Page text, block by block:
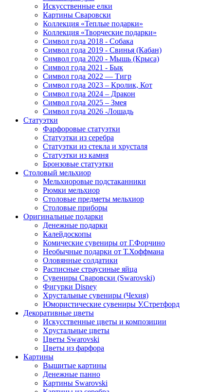
Искусственные елки
Картины Сваровски
Коллекция «Теплые подарки»
Коллекция «Творческие подарки»
Символ года 2018 - Собака
Символ года 2019 - Свинья (Кабан)
Символ года 2020 - Мышь (Крыса)
Символ года 2021 - Бык
Символ года 2022 — Тигр
Символ года 2023 – Кролик, Кот
Символ года 2024 – Дракон
Символ года 2025 – Змея
Символ года 2026 -Лошадь
Статуэтки
Фарфоровые статуэтки
Статуэтки из серебра
Статуэтки из стекла и хрусталя
Статуэтки из камня
Бронзовые статуэтки
Столовый мельхиор
Мельхиоровые подстаканники
Рюмки мельхиор
Столовые предметы мельхиор
Столовые приборы
Оригинальные подарки
Денежные подарки
Калейдоскопы
Комические сувениры от Г.Форчино
Необычные подарки от Т.Хоффмана
Оловянные солдатики
Расписные страусиные яйца
Сувениры Сваровски (Swarovski)
Фигурки Disney
Хрустальные сувениры (Чехия)
Юмористические сувениры У.Стретфорд
Декоративные цветы
Искусственные цветы и композиции
Хрустальные цветы
Цветы Swarovski
Цветы из фарфора
Картины
Вышитые картины
Денежные панно
Картины Swarovski